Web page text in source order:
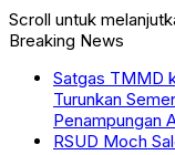
Scroll untuk
Breaking News
Satgas TMMD
Turunkan
Penampungan
RSUD Moch